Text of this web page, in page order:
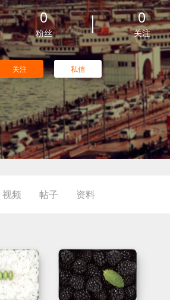
0
粉丝
0
关注
关注 私信
视频 帖子 资料